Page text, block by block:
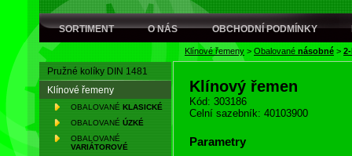
SORTIMENT O NÁS OBCHODNÍ PODMÍNKY
Klínové řemeny > Obalované násobné >
Pružné kolíky DIN 1481
Klínové řemeny
OBALOVANÉ KLASICKÉ
OBALOVANÉ ÚZKÉ
OBALOVANÉ
VARIÁTOROVÉ
Klínový řemen
Kód: 303186
Celní sazebník: 40103900
Parametry